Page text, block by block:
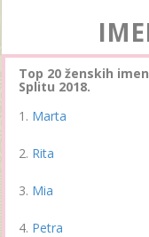
Top 20 ženskih
Splitu 2018.
Marta
Rita
Mia
Petra